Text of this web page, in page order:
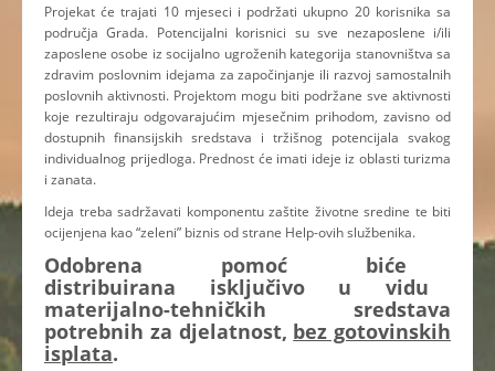
Projekat će trajati 10 mjeseci i podržati ukupno 20 korisnika sa
područja Grada. Potencijalni korisnici su sve nezaposlene i/ili
zaposlene osobe iz socijalno ugroženih kategorija stanovništva sa
zdravim poslovnim idejama za započinjanje ili razvoj samostalnih
poslovnih aktivnosti. Projektom mogu biti podržane sve aktivnosti
koje rezultiraju odgovarajućim mjesečnim prihodom, zavisno od
dostupnih finansijskih sredstava i tržišnog potencijala svakog
individualnog prijedloga. Prednost će imati ideje iz oblasti turizma
i zanata.
Ideja treba sadržavati komponentu zaštite životne sredine te biti
ocijenjena kao “zeleni” biznis od strane Help-ovih službenika.
Odobrena pomoć biće
distribuirana isključivo u vidu
materijalno-tehničkih sredstava
potrebnih za djelatnost, bez gotovinskih
isplata.